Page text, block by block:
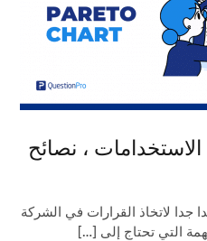
، نصائح
جدا لاتخاذ القرارات في الشركة
التي تحتاج إلى […]